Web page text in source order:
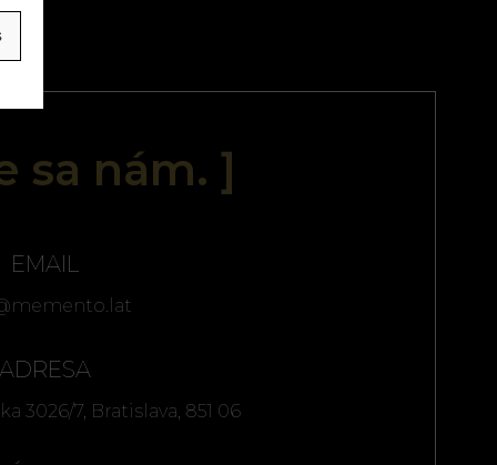
sa nám. ]
EMAIL
3026/7, Bratislava, 851 06